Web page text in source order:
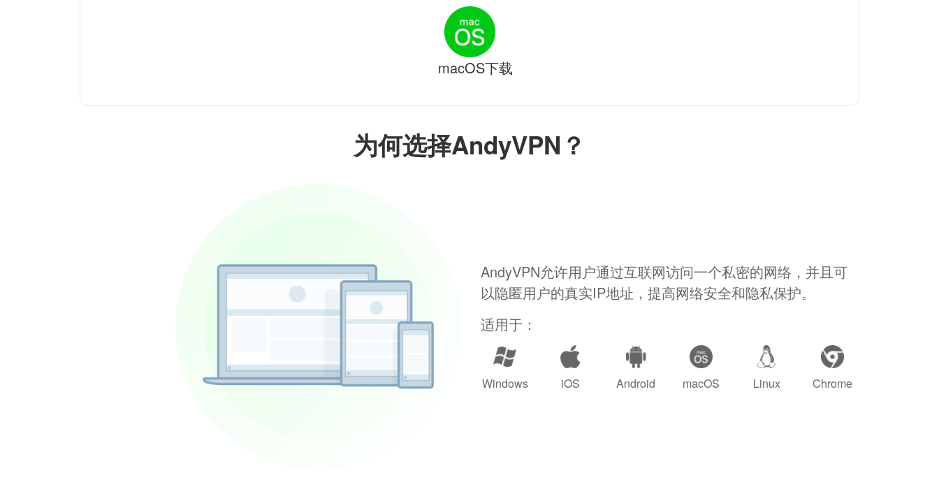
为何选择AndyVPN？
AndyVPN允许用户通过互联网访问一个私密的网络，并且可
以隐匿用户的真实IP地址，提高网络安全和隐私保护。
适用于：
Windows iOS Android macOS Linux Chrome
macOS下载